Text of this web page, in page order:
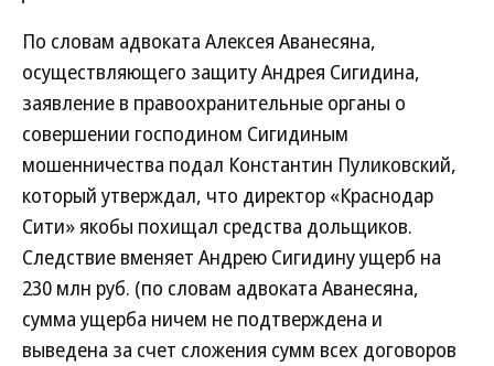
По словам адвоката Алексея Аванесяна,
осуществляющего защиту Андрея Сигидина,
заявление в правоохранительные органы о
совершении господином Сигидиным
мошенничества подал Константин Пуликовский,
который утверждал, что директор «Краснодар
Сити» якобы похищал средства дольщиков.
Следствие вменяет Андрею Сигидину ущерб на
230 млн руб. (по словам адвоката Аванесяна,
сумма ущерба ничем не подтверждена и
выведена за счет сложения сумм всех договоров